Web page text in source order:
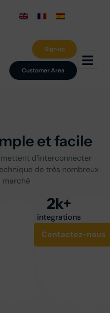
Customer Area
Sign up
et facile
d’interconnecter
de très nombreux
marché
integrations
2k+
Contactez-nous